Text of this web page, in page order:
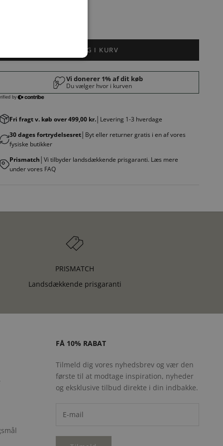
LÆG I KURV
Fri fragt v. køb over 499,00 kr. │Levering 1-3 hverdage
30 dages fortrydelsesret │Byt eller returner gratis i en af vores
fysiske butikker
Prismatch │Vi tilbyder landsdækkende prisgaranti. Læs mere
under vores FAQ
PRISMATCH
Landsdækkende prisgaranti
FÅ 10% RABAT
Tilmeld dig vores nyhedsbrev og vær den
første til at modtage inspiration, nyheder
og eksklusive tilbud direkte i din indbakke.